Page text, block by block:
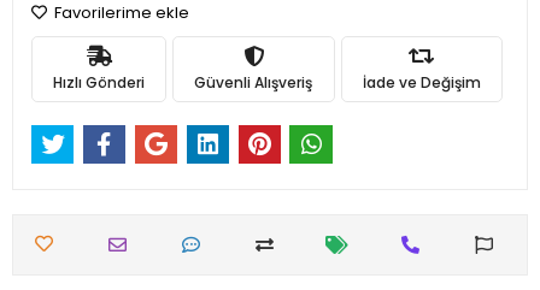
Favorilerime ekle
Hızlı Gönderi Güvenli Alışveriş İade ve Değişim